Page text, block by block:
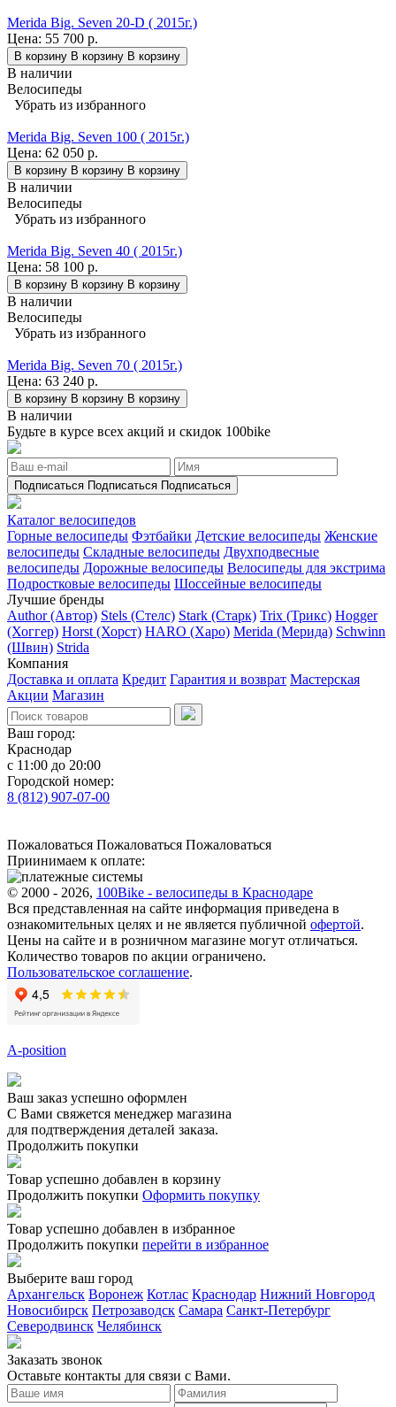
Merida Big. Seven 20-D ( 2015г.)
Цена: 55 700 р.
В корзину В корзину В корзину
В наличии
Велосипеды
Убрать из избранного
Merida Big. Seven 100 ( 2015г.)
Цена: 62 050 р.
В корзину В корзину В корзину
В наличии
Велосипеды
Убрать из избранного
Merida Big. Seven 40 ( 2015г.)
Цена: 58 100 р.
В корзину В корзину В корзину
В наличии
Велосипеды
Убрать из избранного
Merida Big. Seven 70 ( 2015г.)
Цена: 63 240 р.
В корзину В корзину В корзину
В наличии
Будьте в курсе всех акций и скидок 100bike
Подписаться Подписаться Подписаться
Каталог велосипедов
Горные велосипеды Фэтбайки Детские велосипеды Женские
велосипеды Складные велосипеды Двухподвесные
велосипеды Дорожные велосипеды Велосипеды для экстрима
Подростковые велосипеды Шоссейные велосипеды
Лучшие бренды
Author (Автор) Stels (Стелс) Stark (Старк) Trix (Трикс) Hogger
(Хоггер) Horst (Хорст) HARO (Харо) Merida (Мерида) Schwinn
(Швин) Strida
Компания
Доставка и оплата Кредит Гарантия и возврат Мастерская
Акции Магазин
Ваш город:
Краснодар
с 11:00 до 20:00
Городской номер:
8 (812) 907-07-00
Пожаловаться Пожаловаться Пожаловаться
Приинимаем к оплате:
© 2000 - 2026, 100Bike - велосипеды в Краснодаре
Вся представленная на сайте информация приведена в
ознакомительных целях и не является публичной офертой.
Цены на сайте и в розничном магазине могут отличаться.
Количество товаров по акции ограничено.
Пользовательское соглашение.
A-position
Ваш заказ успешно оформлен
С Вами свяжется менеджер магазина
для подтверждения деталей заказа.
Продолжить покупки
Товар успешно добавлен в корзину
Продолжить покупки Оформить покупку
Товар успешно добавлен в избранное
Продолжить покупки перейти в избранное
Выберите ваш город
Архангельск Воронеж Котлас Краснодар Нижний Новгород
Новосибирск Петрозаводск Самара Санкт-Петербург
Северодвинск Челябинск
Заказать звонoк
Оставьте контакты для связи с Вами.